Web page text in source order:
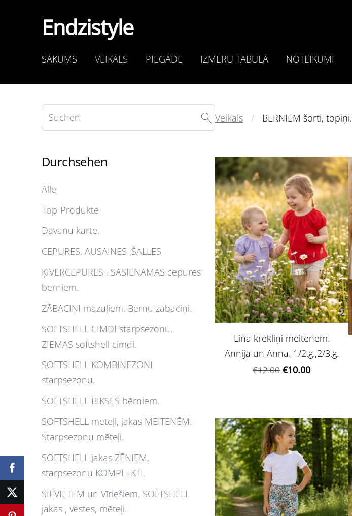
Endzistyle
SĀKUMS VEIKALS PIEGĀDE IZMĒRU TABULA NOTEIKUMI
Durchsehen
Alle
Top-Produkte
Dāvanu karte.
CEPURES, AUSAINES ,ŠALLES
ĶIVERCEPURES , SASIENAMAS cepures
bērniem.
ZĀBACIŅI mazuļiem. Bērnu zābaciņi.
SOFTSHELL CIMDI starpsezonu.
ZIEMAS softshell cimdi.
SOFTSHELL KOMBINEZONI
starpsezonu.
SOFTSHELL BIKSES bērniem.
SOFTSHELL mēteļi, jakas MEITENĒM.
Starpsezonu mēteļi.
SOFTSHELL jakas ZĒNIEM,
starpsezonu KOMPLEKTI.
SIEVIETĒM un Vīriešiem. SOFTSHELL
jakas , vestes, mēteļi.
Veikals BĒRNIEM šorti, topiņi.
Lina krekliņi meitenēm.
Annija un Anna. 1/2.g.,2/3.g.
€12.00 €10.00